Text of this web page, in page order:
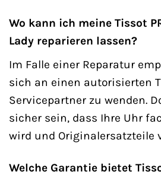
Wo kann ich meine Tissot
Lady reparieren lassen?
Im Falle einer Reparatur
sich an einen autorisierten
Servicepartner zu wenden.
sicher sein, dass Ihre Uhr
wird und Originalersatzteile
Welche Garantie bietet